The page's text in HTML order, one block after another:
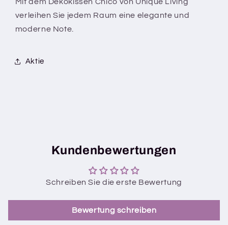
Mit dem Dekokissen Chico von Unique Living
verleihen Sie jedem Raum eine elegante und
moderne Note.
Aktie
Kundenbewertungen
Schreiben Sie die erste Bewertung
Bewertung schreiben